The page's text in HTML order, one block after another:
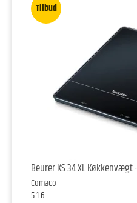
Tilbud
Beurer KS 34 XL Køkkenvægt
Comaco
5-1-6